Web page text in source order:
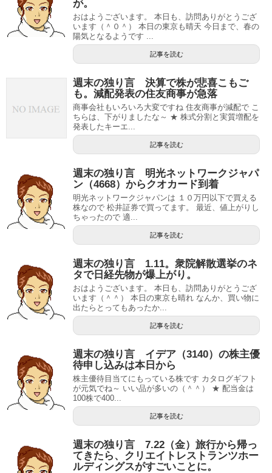
が。
おはようございます。 本日も、訪問ありがとうござ
います（＾０＾） 本日の東京も晴天 今日まで、春の
陽気となるようです ...
記事を読む
週末の独り言 決算で株が悲喜こもご
も。減配発表の住友商事が急落
商事会社もいろいろ大変ですね 住友商事が減配で こ
ちらは、下がりましたな～ ★ 株式分割と実質増配を
発表したキーエ...
記事を読む
週末の独り言 明光ネットワークジャパ
ン（4668）からクオカード到着
明光ネットワークジャパンは １０万円以下で買える
株なので 松井証券で買ってます。 最近、値上がりし
ちゃったので 適...
記事を読む
週末の独り言 1.11。衆院解散選挙のネ
タで日経先物が爆上がり。
おはようございます。 本日も、訪問ありがとうござ
います（＾＾） 本日の東京も晴れ なんか、買い物に
出たらとってもあったか...
記事を読む
週末の独り言 イデア（3140）の株主優
待申し込みは本日から
株主優待目当てにもっている株です カタログギフト
が元気でね～ いい品が多いの（＾＾） ★ 配当金は
100株で400...
記事を読む
週末の独り言 7.22（金）旅行から帰っ
てきたら、クリエイトレストランツホー
ルディングスがすごいことに。